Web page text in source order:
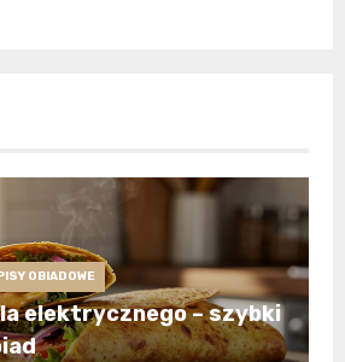
OBIADOWE
elektrycznego – szybki